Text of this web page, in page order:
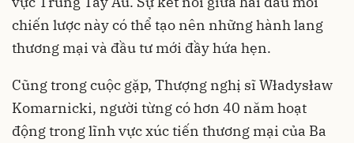
chiến lược này có thể tạo nên những hành lang
thương mại và đầu tư mới đầy hứa hẹn.
Cũng trong cuộc gặp, Thượng nghị sĩ Władysław
Komarnicki, người từng có hơn 40 năm hoạt
động trong lĩnh vực xúc tiến thương mại của Ba